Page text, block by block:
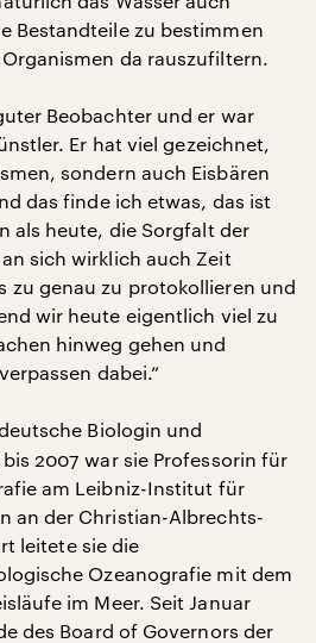
Bestandteile zu bestimmen
da rauszufiltern.
Beobachter und er war
Er hat viel gezeichnet,
sondern auch Eisbären
das finde ich etwas, das ist
als heute, die Sorgfalt der
sich wirklich auch Zeit
zu genau zu protokollieren und
wir heute eigentlich viel zu
hinweg gehen und
dabei.“
Biologin und
2007 war sie Professorin für
am Leibniz-Institut für
an der Christian-Albrechts-
leitete sie die
Ozeanografie mit dem
im Meer. Seit Januar
des Board of Governors der